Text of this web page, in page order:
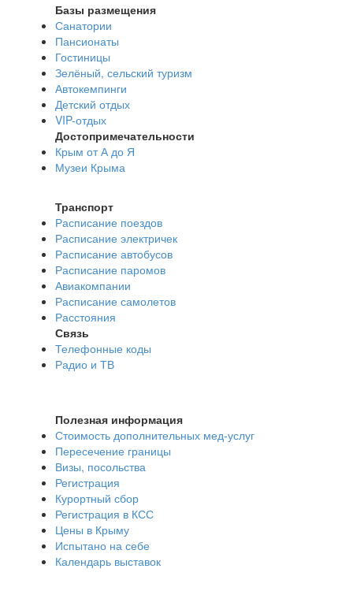
Базы размещения
Санатории
Пансионаты
Гостиницы
Зелёный, сельский туризм
Автокемпинги
Детский отдых
VIP-отдых
Достопримечательности
Крым от А до Я
Музеи Крыма
Транспорт
Расписание поездов
Расписание электричек
Расписание автобусов
Расписание паромов
Авиакомпании
Расписание самолетов
Расстояния
Связь
Телефонные коды
Радио и ТВ
Полезная информация
Стоимость дополнительных мед-услуг
Пересечение границы
Визы, посольства
Регистрация
Курортный сбор
Регистрация в КСС
Цены в Крыму
Испытано на себе
Календарь выставок